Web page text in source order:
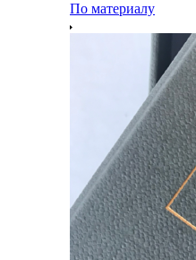
По материалу